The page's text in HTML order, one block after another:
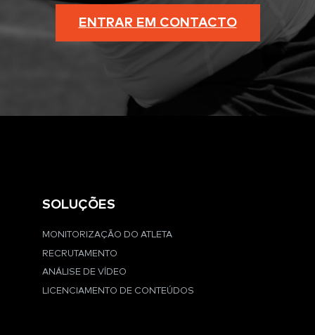
ENTRAR EM CONTACTO
SOLUÇÕES
MONITORIZAÇÃO DO ATLETA
RECRUTAMENTO
ANÁLISE DE VÍDEO
LICENCIAMENTO DE CONTEÚDOS